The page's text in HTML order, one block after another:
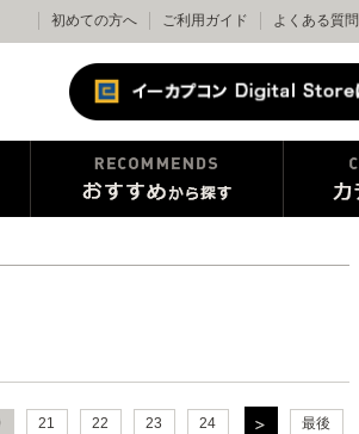
初めての方へ ご利用ガイド よくある質問
21 22 23 24 最後